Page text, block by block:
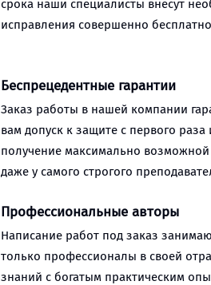
срока наши специалисты внесут
исправления совершенно
Беспрецедентные гарантии
Заказ работы в нашей компании
вам допуск к защите с первого раза
получение максимально
даже у самого строгого
Профессиональные авторы
Написание работ под заказ
только профессионалы в своей
знаний с богатым практическим